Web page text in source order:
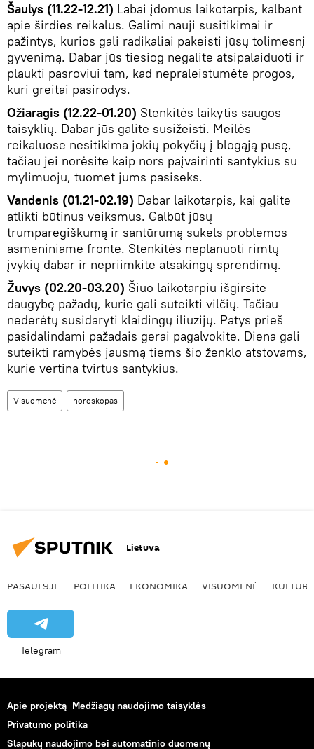
Šaulys (11.22-12.21) Labai įdomus laikotarpis, kalbant
apie širdies reikalus. Galimi nauji susitikimai ir
pažintys, kurios gali radikaliai pakeisti jūsų tolimesnį
gyvenimą. Dabar jūs tiesiog negalite atsipalaiduoti ir
plaukti pasroviui tam, kad nepraleistumėte progos,
kuri greitai pasirodys.
Ožiaragis (12.22-01.20) Stenkitės laikytis saugos
taisyklių. Dabar jūs galite susižeisti. Meilės
reikaluose nesitikima jokių pokyčių į blogąją pusę,
tačiau jei norėsite kaip nors paįvairinti santykius su
mylimuoju, tuomet jums pasiseks.
Vandenis (01.21-02.19) Dabar laikotarpis, kai galite
atlikti būtinus veiksmus. Galbūt jūsų
trumparegiškumą ir santūrumą sukels problemos
asmeniniame fronte. Stenkitės neplanuoti rimtų
įvykių dabar ir nepriimkite atsakingų sprendimų.
Žuvys (02.20-03.20) Šiuo laikotarpiu išgirsite
daugybę pažadų, kurie gali suteikti vilčių. Tačiau
nederėtų susidaryti klaidingų iliuzijų. Patys prieš
pasidalindami pažadais gerai pagalvokite. Diena gali
suteikti ramybės jausmą tiems šio ženklo atstovams,
kurie vertina tvirtus santykius.
Visuomenė horoskopas
Lietuva
PASAULYJE POLITIKA EKONOMIKA VISUOMENĖ KULTŪRA
Telegram
Apie projektą Medžiagų naudojimo taisyklės
Privatumo politika
Slapukų naudojimo bei automatinio duomenų